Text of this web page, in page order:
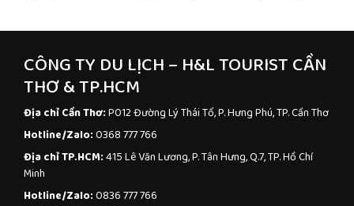
CÔNG TY DU LỊCH – H&L TOURIST CẦN
THƠ & TP.HCM
Địa chỉ Cần Thơ:P012 Đường Lý Thái Tổ, P. Hưng Phú, TP. Cần Thơ
Hotline/Zalo:0368 777 766
Địa chỉ TP.HCM:415 Lê Văn Lương, P. Tân Hưng, Q.7, TP. Hồ Chí
Minh
Hotline/Zalo:0836 777 766